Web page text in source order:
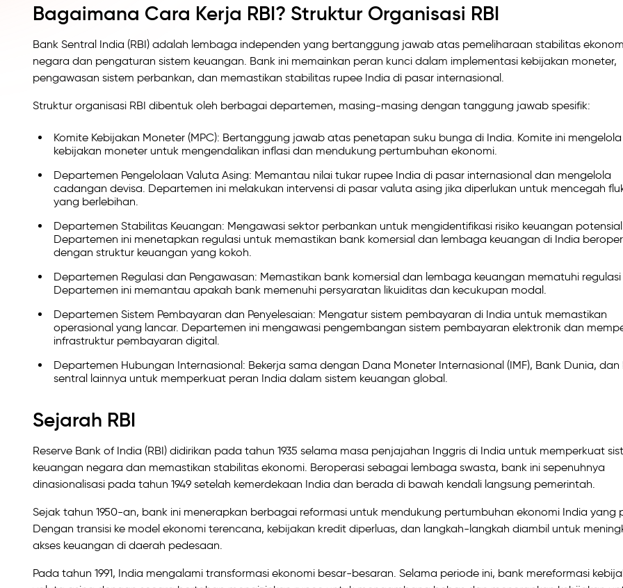
Bagaimana Cara Kerja RBI? Struktur Organisasi RBI
Bank Sentral India (RBI) adalah lembaga independen yang bertanggung jawab atas pemeliharaan stabilitas
negara dan pengaturan sistem keuangan. Bank ini memainkan peran kunci dalam implementasi kebijakan moneter,
pengawasan sistem perbankan, dan memastikan stabilitas rupee India di pasar internasional.
Struktur organisasi RBI dibentuk oleh berbagai departemen, masing-masing dengan tanggung jawab spesifik:
Komite Kebijakan Moneter (MPC): Bertanggung jawab atas penetapan suku bunga di India. Komite ini mengelola
kebijakan moneter untuk mengendalikan inflasi dan mendukung pertumbuhan ekonomi.
Departemen Pengelolaan Valuta Asing: Memantau nilai tukar rupee India di pasar internasional dan mengelola
cadangan devisa. Departemen ini melakukan intervensi di pasar valuta asing jika diperlukan untuk mencegah
yang berlebihan.
Departemen Stabilitas Keuangan: Mengawasi sektor perbankan untuk mengidentifikasi risiko keuangan potensial.
Departemen ini menetapkan regulasi untuk memastikan bank komersial dan lembaga keuangan di India
dengan struktur keuangan yang kokoh.
Departemen Regulasi dan Pengawasan: Memastikan bank komersial dan lembaga keuangan mematuhi regulasi
Departemen ini memantau apakah bank memenuhi persyaratan likuiditas dan kecukupan modal.
Departemen Sistem Pembayaran dan Penyelesaian: Mengatur sistem pembayaran di India untuk memastikan
operasional yang lancar. Departemen ini mengawasi pengembangan sistem pembayaran elektronik dan
infrastruktur pembayaran digital.
Departemen Hubungan Internasional: Bekerja sama dengan Dana Moneter Internasional (IMF), Bank Dunia, dan
sentral lainnya untuk memperkuat peran India dalam sistem keuangan global.
Sejarah RBI
Reserve Bank of India (RBI) didirikan pada tahun 1935 selama masa penjajahan Inggris di India untuk memperkuat
keuangan negara dan memastikan stabilitas ekonomi. Beroperasi sebagai lembaga swasta, bank ini sepenuhnya
dinasionalisasi pada tahun 1949 setelah kemerdekaan India dan berada di bawah kendali langsung pemerintah.
Sejak tahun 1950-an, bank ini menerapkan berbagai reformasi untuk mendukung pertumbuhan ekonomi India yang
Dengan transisi ke model ekonomi terencana, kebijakan kredit diperluas, dan langkah-langkah diambil untuk
akses keuangan di daerah pedesaan.
Pada tahun 1991, India mengalami transformasi ekonomi besar-besaran. Selama periode ini, bank mereformasi